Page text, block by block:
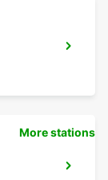
More stations